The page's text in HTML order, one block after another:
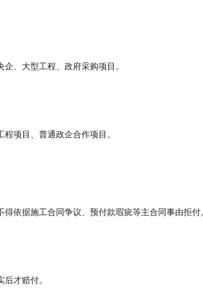
、大型工程、政府采购项目。
项目、普通政企合作项目。
依据施工合同争议、预付款瑕疵等主合同事由拒付
才赔付。